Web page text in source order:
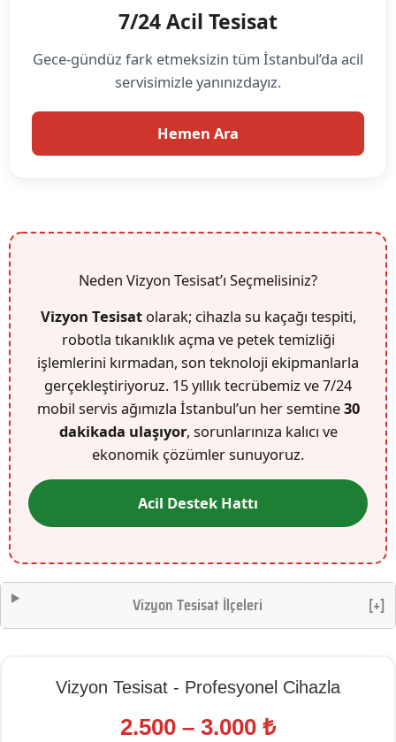
7/24 Acil Tesisat
Gece-gündüz fark etmeksizin tüm İstanbul’da acil
servisimizle yanınızdayız.
Hemen Ara
Neden Vizyon Tesisat’ı Seçmelisiniz?
Vizyon Tesisatolarak; cihazla su kaçağı tespiti,
robotla tıkanıklık açma ve petek temizliği
işlemlerini kırmadan, son teknoloji ekipmanlarla
gerçekleştiriyoruz. 15 yıllık tecrübemiz ve 7/24
mobil servis ağımızla İstanbul’un her semtine30
dakikada ulaşıyor, sorunlarınıza kalıcı ve
ekonomik çözümler sunuyoruz.
Acil Destek Hattı
Vizyon Tesisat İlçeleri [+]
Vizyon Tesisat - Profesyonel Cihazla
2.500 – 3.000 ₺